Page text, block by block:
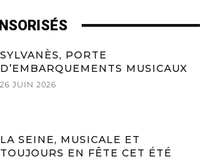
SYLVANÈS, PORTE
D’EMBARQUEMENTS MUSICAUX
26 JUIN 2026
LA SEINE, MUSICALE ET
TOUJOURS EN FÊTE CET ÉTÉ